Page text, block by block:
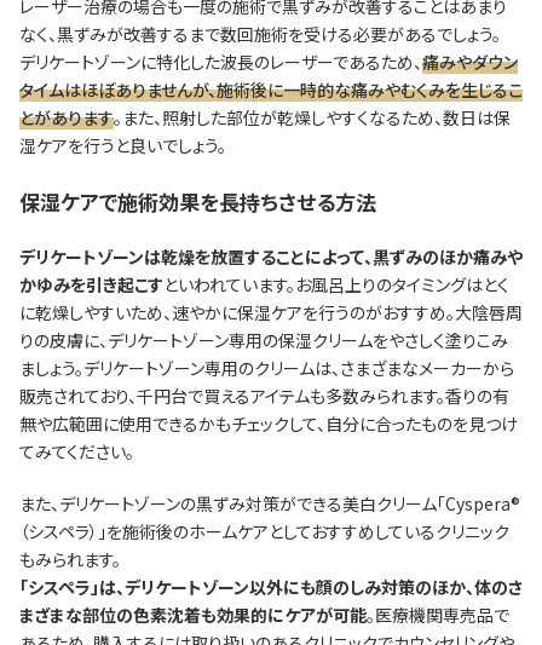
レーザー治療の場合も一度の施術で黒ずみが改善することはあまり
なく、黒ずみが改善するまで数回施術を受ける必要があるでしょう。
デリケートゾーンに特化した波長のレーザーであるため、痛みやダウン
タイムはほぼありませんが、施術後に一時的な痛みやむくみを生じるこ
とがあります。また、照射した部位が乾燥しやすくなるため、数日は保
湿ケアを行うと良いでしょう。
保湿ケアで施術効果を長持ちさせる方法
デリケートゾーンは乾燥を放置することによって、黒ずみのほか痛みや
かゆみを引き起こすといわれています。お風呂上りのタイミングはとく
に乾燥しやすいため、速やかに保湿ケアを行うのがおすすめ。大陰唇周
りの皮膚に、デリケートゾーン専用の保湿クリームをやさしく塗りこみ
ましょう。デリケートゾーン専用のクリームは、さまざまなメーカーから
販売されており、千円台で買えるアイテムも多数みられます。香りの有
無や広範囲に使用できるかもチェックして、自分に合ったものを見つけ
てみてください。
また、デリケートゾーンの黒ずみ対策ができる美白クリーム「Cyspera®
（シスペラ）」を施術後のホームケアとしておすすめしているクリニック
もみられます。
「シスペラ」は、デリケートゾーン以外にも顔のしみ対策のほか、体のさ
まざまな部位の色素沈着も効果的にケアが可能。医療機関専売品で